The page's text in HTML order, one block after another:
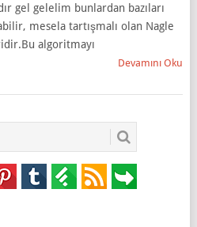
gel gelelim bunlardan bazıları
mesela tartışmalı olan Nagle
algoritmayı
Devamını Oku